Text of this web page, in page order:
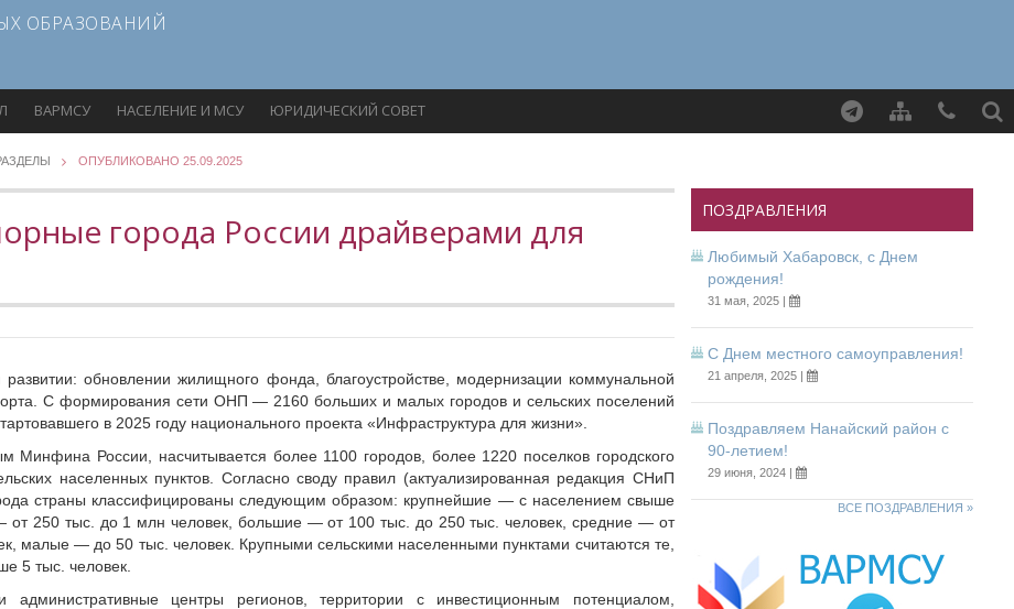
ОБРАЗОВАНИЙ
ВАРМСУ НАСЕЛЕНИЕ И МСУ ЮРИДИЧЕСКИЙ СОВЕТ
ОПУБЛИКОВАНО 25.09.2025
города России драйверами для
обновлении жилищного фонда, благоустройстве, модернизации коммунальной
С формирования сети ОНП — 2160 больших и малых городов и сельских поселений
в 2025 году национального проекта «Инфраструктура для жизни».
Минфина России, насчитывается более 1100 городов, более 1220 поселков городского
населенных пунктов. Согласно своду правил (актуализированная редакция СНиП
страны классифицированы следующим образом: крупнейшие — с населением свыше
от 250 тыс. до 1 млн человек, большие — от 100 тыс. до 250 тыс. человек, средние — от
малые — до 50 тыс. человек. Крупными сельскими населенными пунктами считаются те,
5 тыс. человек.
центры регионов, территории с инвестиционным потенциалом,
ПОЗДРАВЛЕНИЯ
Любимый Хабаровск, с Днем
рождения!
31 мая, 2025 |
С Днем местного самоуправления!
21 апреля, 2025 |
Поздравляем Нанайский район с
90-летием!
29 июня, 2024 |
ВСЕ ПОЗДРАВЛЕНИЯ »